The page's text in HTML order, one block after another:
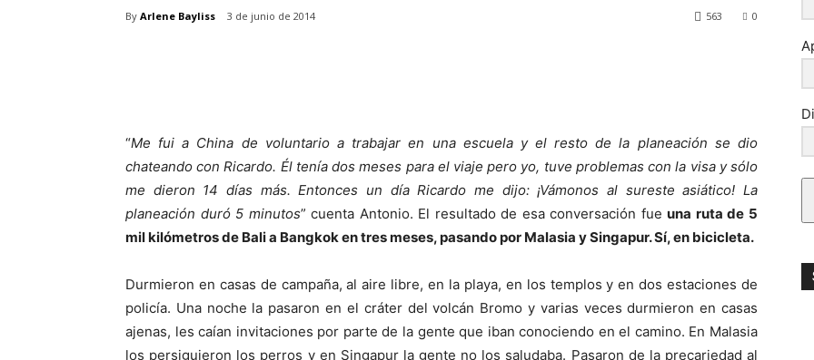
By Arlene Bayliss 3 de junio de 2014 0
563
“Me fui a China de voluntario a trabajar en una escuela y el resto de la planeación se dio
chateando con Ricardo. Él tenía dos meses para el viaje pero yo, tuve problemas con la visa y sólo
me dieron 14 días más. Entonces un día Ricardo me dijo: ¡Vámonos al sureste asiático! La
planeación duró 5 minutos” cuenta Antonio. El resultado de esa conversación fueuna ruta de 5
mil kilómetros de Bali a Bangkok en tres meses, pasando por Malasia y Singapur. Sí, en bicicleta.
Durmieron en casas de campaña, al aire libre, en la playa, en los templos y en dos estaciones de
policía. Una noche la pasaron en el cráter del volcán Bromo y varias veces durmieron en casas
ajenas, les caían invitaciones por parte de la gente que iban conociendo en el camino. En Malasia
los persiguieron los perros y en Singapur la gente no los saludaba. Pasaron de la precariedad al